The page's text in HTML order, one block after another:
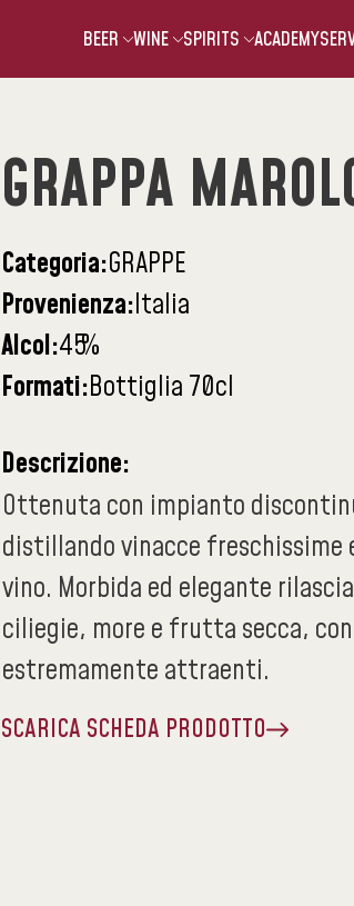
BEER WINE SPIRITS ACADEMY
GRAPPA
Categoria:GRAPPE
Provenienza:Italia
Alcol:45%
Formati:Bottiglia 70cl
Descrizione:
Ottenuta con impianto
distillando vinacce freschissime
vino. Morbida ed elegante
ciliegie, more e frutta secca,
estremamente attraenti.
SCARICA SCHEDA PRODOTTO